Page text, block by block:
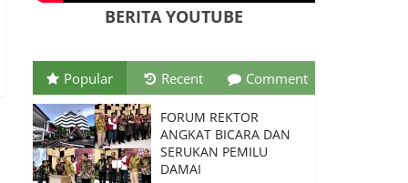
Digital
PSN Ngada Pesta Gol,
Libas MRC Bulukumba
5-0 di Laga Perdana 32
Besar Liga 4 Nasional
Juni 9, 2026
0
Comments
BERITA YOUTUBE
Popular Recent Comment
FORUM REKTOR
ANGKAT BICARA DAN
SERUKAN PEMILU
DAMAI